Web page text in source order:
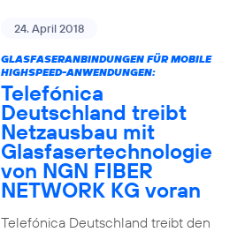
24. April 2018
GLASFASERANBINDUNGEN FÜR MOBILE
HIGHSPEED-ANWENDUNGEN:
Telefónica
Deutschland treibt
Netzausbau mit
Glasfasertechnologie
von NGN FIBER
NETWORK KG voran
Telefónica Deutschland treibt den